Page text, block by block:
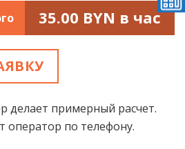
35.00 BYN в час
делает примерный расчет.
оператор по телефону.